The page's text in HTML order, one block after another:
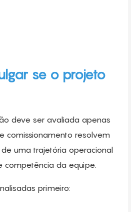
se o projeto
deve ser avaliada apenas
comissionamento resolvem
uma trajetória operacional
competência da equipe.
primeiro: